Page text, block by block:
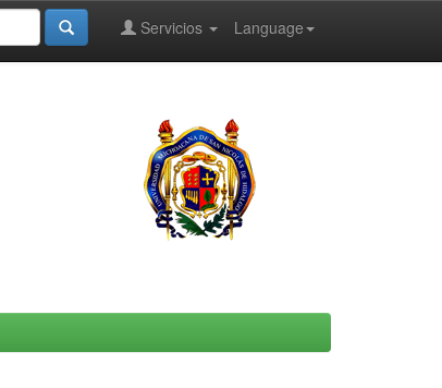
Language
Servicios